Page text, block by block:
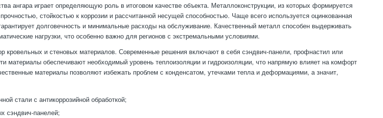
ангара играет определяющую роль в итоговом качестве объекта. Металлоконструкции, из которых формируется
стойкостью к коррозии и рассчитанной несущей способностью. Чаще всего используется оцинкованная
долговечность и минимальные расходы на обслуживание. Качественный металл способен выдерживать
нагрузки, что особенно важно для регионов с экстремальными условиями.
кровельных и стеновых материалов. Современные решения включают в себя сэндвич-панели, профнастил или
материалы обеспечивают необходимый уровень теплоизоляции и гидроизоляции, что напрямую влияет на комфорт
материалы позволяют избежать проблем с конденсатом, утечками тепла и деформациями, а значит,
стали с антикоррозийной обработкой;
сэндвич-панелей;